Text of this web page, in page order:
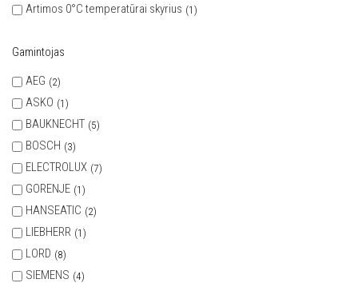
Artimos 0°C temperatūrai skyrius 1
Gamintojas
AEG
2
ASKO 1
BAUKNECHT 5
BOSCH 3
ELECTROLUX 7
GORENJE 1
HANSEATIC 2
LIEBHERR 1
LORD 8
SIEMENS 4